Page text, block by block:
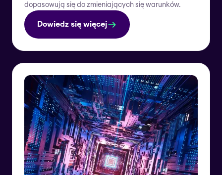
dopasowują się do zmieniających się warunków.
Dowiedz się więcej